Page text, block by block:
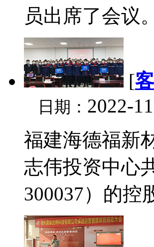
员出席了会议
[
日期： 2022-
福建海德福新
志伟投资中心
300037）的控